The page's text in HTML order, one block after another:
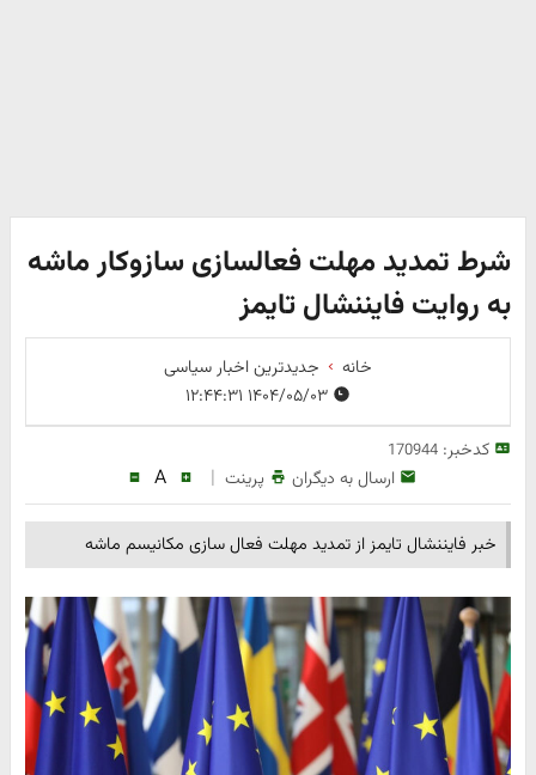
شرط تمدید مهلت فعالسازی سازوکار ماشه
به روایت فایننشال تایمز
خانه
جدیدترین اخبار سیاسی
کدخبر:170944
ارسال به دیگران پرینت |
A
خبر فایننشال تایمز از تمدید مهلت فعال سازی مکانیسم ماشه